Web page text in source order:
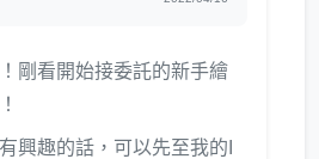
剛看開始接委託的新手繪
興趣的話，可以先至我的I